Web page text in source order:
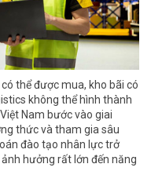
thể được mua, kho bãi có
không thể hình thành
Nam bước vào giai
thức và tham gia sâu
đào tạo nhân lực trở
hưởng rất lớn đến năng